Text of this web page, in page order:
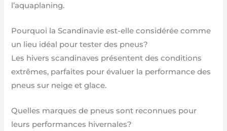
l’aquaplaning.
Pourquoi la Scandinavie est-elle considérée comme
un lieu idéal pour tester des pneus?
Les hivers scandinaves présentent des conditions
extrêmes, parfaites pour évaluer la performance des
pneus sur neige et glace.
Quelles marques de pneus sont reconnues pour
leurs performances hivernales?